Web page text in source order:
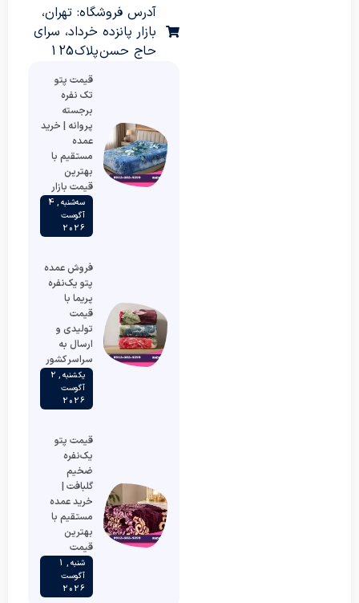
آدرس فروشگاه: تهران،
بازار پانزده خرداد، سرای
حاج حسن پلاک 125
قیمت پتو
تک نفره
برجسته
پروانه | خرید
عمده
مستقیم با
بهترین
قیمت بازار
سه‌شنبه , 4
آگوست
2026
فروش عمده
پتو یک‌نفره
پریما با
قیمت
تولیدی و
ارسال به
سراسر کشور
یکشنبه , 2
آگوست
2026
قیمت پتو
یک‌نفره
ضخیم
گلبافت |
خرید عمده
مستقیم با
بهترین
قیمت
شنبه , 1
آگوست
2026